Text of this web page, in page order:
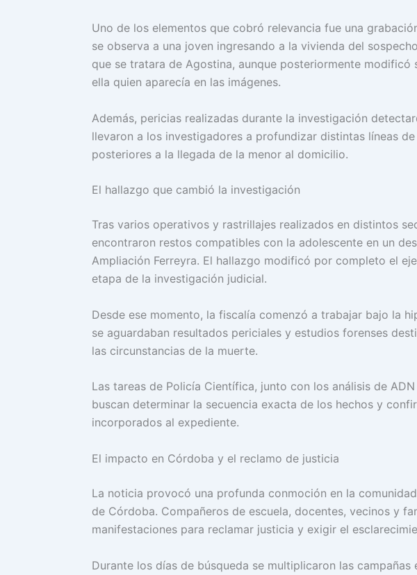
Uno de los elementos que cobró relevancia fue una
se observa a una joven ingresando a la vivienda del
que se tratara de Agostina, aunque posteriormente
ella quien aparecía en las imágenes.
Además, pericias realizadas durante la investigación
llevaron a los investigadores a profundizar distintas líneas
posteriores a la llegada de la menor al domicilio.
El hallazgo que cambió la investigación
Tras varios operativos y rastrillajes realizados en distintos
encontraron restos compatibles con la adolescente en un
Ampliación Ferreyra. El hallazgo modificó por completo el
etapa de la investigación judicial.
Desde ese momento, la fiscalía comenzó a trabajar bajo la
se aguardaban resultados periciales y estudios forenses
las circunstancias de la muerte.
Las tareas de Policía Científica, junto con los análisis de
buscan determinar la secuencia exacta de los hechos y
incorporados al expediente.
El impacto en Córdoba y el reclamo de justicia
La noticia provocó una profunda conmoción en la
de Córdoba. Compañeros de escuela, docentes, vecinos y
manifestaciones para reclamar justicia y exigir el
Durante los días de búsqueda se multiplicaron las